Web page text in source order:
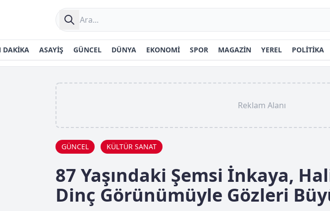
DAKİKA ASAYİŞ GÜNCEL DÜNYA EKONOMİ SPOR MAGAZİN YEREL POLİTİKA
Reklam Alanı
GÜNCEL KÜLTÜR SANAT
87 Yaşındaki Şemsi İnkaya,
Dinç Görünümüyle Gözleri